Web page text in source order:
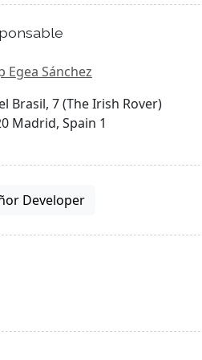
Egea Sánchez
Brasil, 7 (The Irish Rover)
Madrid, Spain 1
Developer